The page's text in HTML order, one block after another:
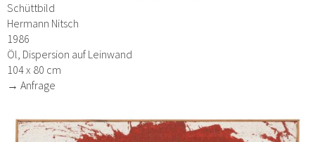
Schüttbild
Hermann Nitsch
1986
Öl, Dispersion auf Leinwand
104 x 80 cm
→ Anfrage